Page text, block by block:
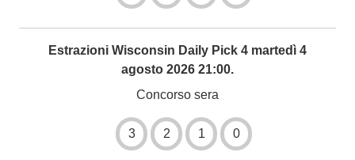
Estrazioni Wisconsin Daily Pick 4 martedì 4
agosto 2026 21:00.
Concorso sera
3 2 1 0